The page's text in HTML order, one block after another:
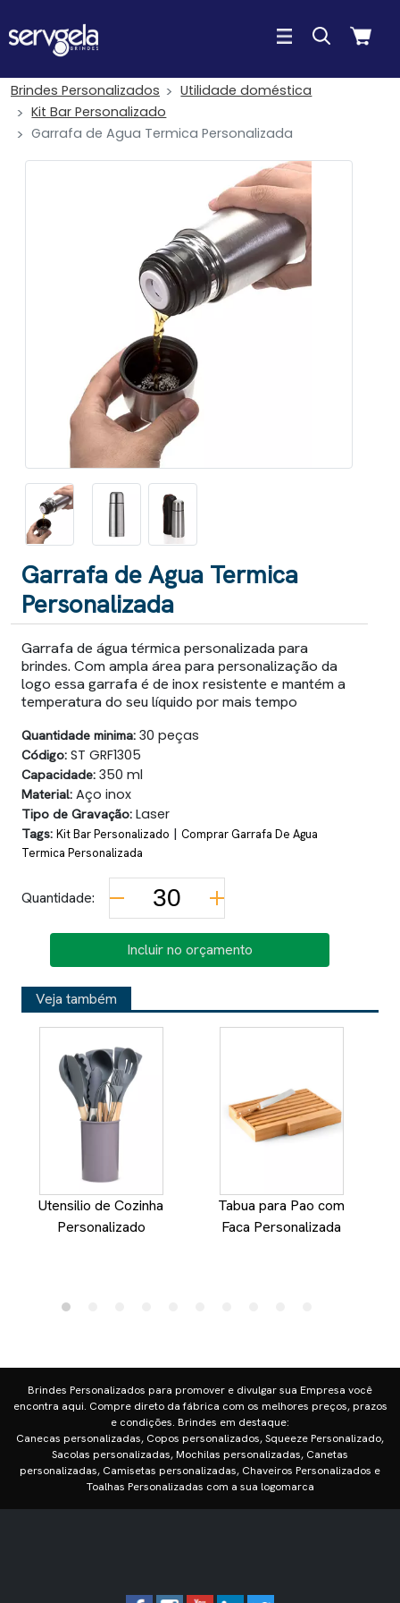
Brindes Personalizados
Utilidade doméstica
Kit Bar Personalizado
Garrafa de Agua Termica Personalizada
Garrafa de Agua Termica
Personalizada
Garrafa de água térmica personalizada para
brindes. Com ampla área para personalização da
logo essa garrafa é de inox resistente e mantém a
temperatura do seu líquido por mais tempo
Quantidade minima: 30 peças
Código: ST GRF1305
Capacidade: 350 ml
Material: Aço inox
Tipo de Gravação: Laser
Tags: Kit Bar Personalizado | Comprar Garrafa De Agua
Termica Personalizada
Quantidade:
Incluir no orçamento
Veja também
Utensilio de Cozinha
Personalizado
Tabua para Pao com
Faca Personalizada
Brindes Personalizados para promover e divulgar sua Empresa você
encontra aqui. Compre direto da fábrica com os melhores preços, prazos
e condições. Brindes em destaque:
Canecas personalizadas, Copos personalizados, Squeeze Personalizado,
Sacolas personalizadas, Mochilas personalizadas, Canetas
personalizadas, Camisetas personalizadas, Chaveiros Personalizados e
Toalhas Personalizadas com a sua logomarca